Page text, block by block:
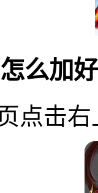
么加
点击